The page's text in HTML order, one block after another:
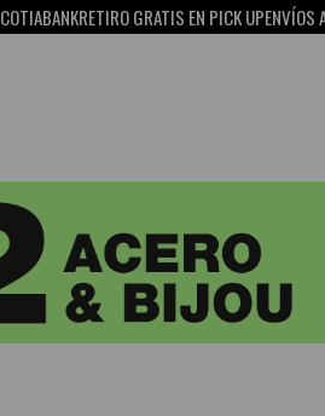
GRATIS EN PICK UP ENVÍOS A URUGUAY